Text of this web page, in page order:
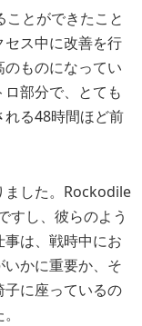
とができたこと
セス中に改善を行
ものになってい
部分で、とても
る48時間ほど前
ました。Rockodile
すし、彼らのよう
は、戦時中にお
かに重要か、そ
子に座っているの